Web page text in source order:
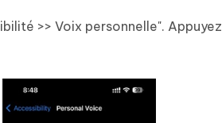
>> Voix personnelle". Appuyez